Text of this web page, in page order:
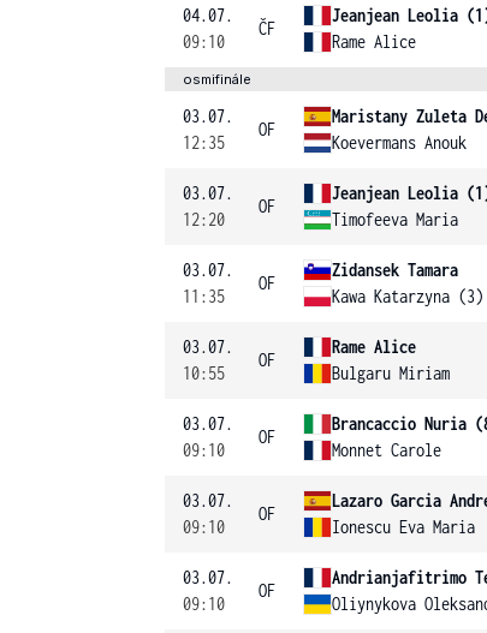
04.07.
09:10
ČF
Jeanjean Leolia
Rame Alice
osmifinále
03.07.
12:35
OF
Maristany Zuleta
Koevermans Anouk
03.07.
12:20
OF
Jeanjean Leolia
Timofeeva Maria
03.07.
11:35
OF
Zidansek Tamara
Kawa Katarzyna (3)
03.07.
10:55
OF
Rame Alice
Bulgaru Miriam
03.07.
09:10
OF
Brancaccio Nuria
Monnet Carole
03.07.
09:10
OF
Lazaro Garcia
Ionescu Eva Maria
03.07.
09:10
OF
Andrianjafitrimo
Oliynykova